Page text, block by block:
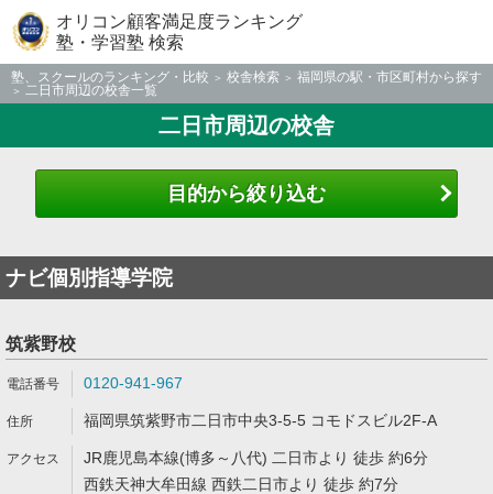
オリコン顧客満足度ランキング
塾・学習塾 検索
塾、スクールのランキング・比較 校舎検索
福岡県の駅・市区町村から探す
二日市周辺の校舎一覧
二日市周辺の校舎
目的から絞り込む
ナビ個別指導学院
筑紫野校
0120-941-967
福岡県筑紫野市二日市中央3-5-5 コモドスビル2F-A
JR鹿児島本線(博多～八代) 二日市より 徒歩 約6分
西鉄天神大牟田線 西鉄二日市より 徒歩 約7分